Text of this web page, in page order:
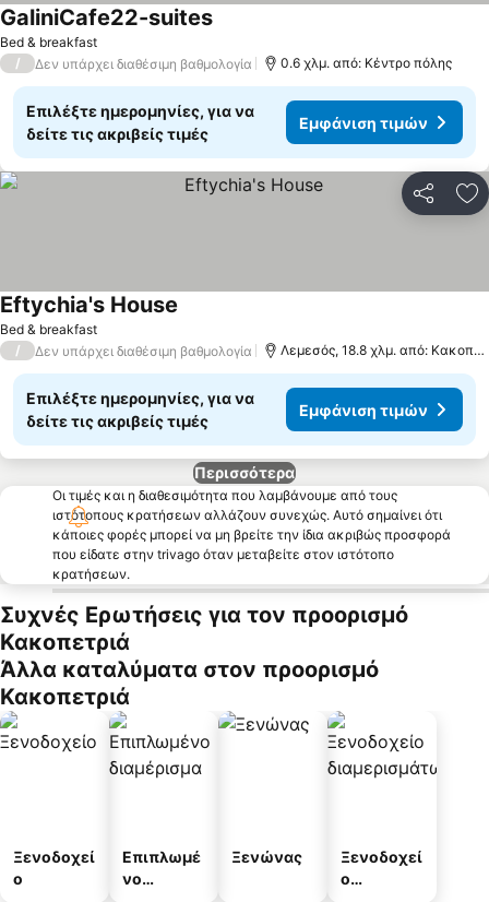
Bed & breakfast
GaliniCafe22-suites
/ Δεν υπάρχει διαθέσιμη βαθμολογία 0.6 χλμ. από: Κέντρο πόλης
Επιλέξτε ημερομηνίες, για να
δείτε τις ακριβείς τιμές
Εμφάνιση τιμών
Bed & breakfast
Eftychia's House
/ Δεν υπάρχει διαθέσιμη βαθμολογία Λεμεσός, 18.8 χλμ. από: Κακοπετριά
Επιλέξτε ημερομηνίες, για να
δείτε τις ακριβείς τιμές
Εμφάνιση τιμών
Περισσότερα
Οι τιμές και η διαθεσιμότητα που λαμβάνουμε από τους
ιστότοπους κρατήσεων αλλάζουν συνεχώς. Αυτό σημαίνει ότι
κάποιες φορές μπορεί να μη βρείτε την ίδια ακριβώς προσφορά
που είδατε στην trivago όταν μεταβείτε στον ιστότοπο
κρατήσεων.
Συχνές Ερωτήσεις για τον προορισμό
Κακοπετριά
Άλλα καταλύματα στον προορισμό
Κακοπετριά
Ξενοδοχεί
ο
Επιπλωμέ
νο
Ξενώνας
Ξενοδοχεί
ο